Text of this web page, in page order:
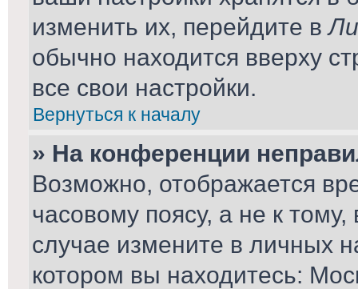
изменить их, перейдите в
обычно находится вверху
все свои настройки.
Вернуться к началу
» На конференции
Возможно, отображается
часовому поясу, а не к
случае измените в личных
котором вы находитесь: